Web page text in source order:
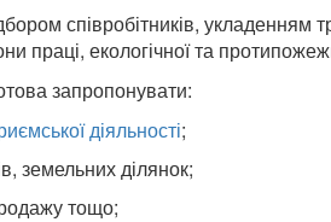
співробітників, укладенням
праці, екологічної та
запропонувати:
діяльності;
земельних ділянок;
тощо;